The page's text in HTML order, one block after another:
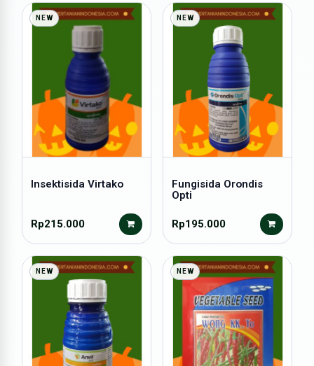
NEW
Insektisida Virtako
Rp215.000
NEW
Fungisida Orondis
Opti
Rp195.000
NEW NEW